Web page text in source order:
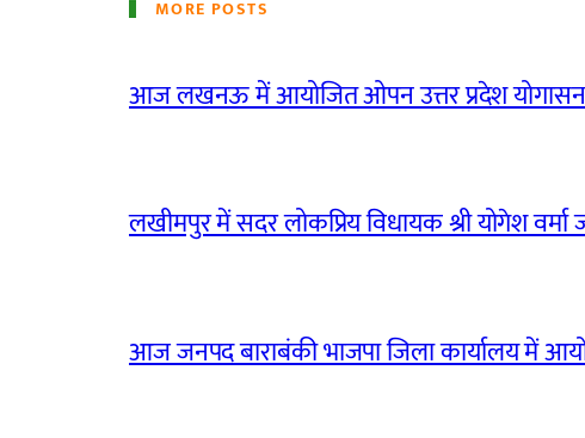
MORE POSTS
आज लखनऊ में आयोजित ओपन उत्तर प्रदेश योगासन
लखीमपुर में सदर लोकप्रिय विधायक श्री योगेश वर्मा
आज जनपद बाराबंकी भाजपा जिला कार्यालय में